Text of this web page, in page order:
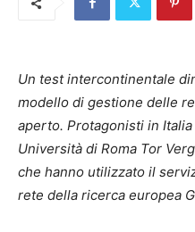
Un test intercontinentale
modello di gestione delle
aperto. Protagonisti in Italia
Università di Roma Tor
che hanno utilizzato il
rete della ricerca europea